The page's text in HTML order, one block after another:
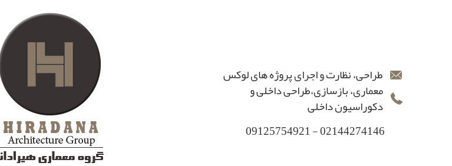
طراحی، نظارت و اجرای پروژه های لوکس
معماری، بازسازی،طراحی داخلی و
دکوراسیون داخلی
02144274146 - 09125754921